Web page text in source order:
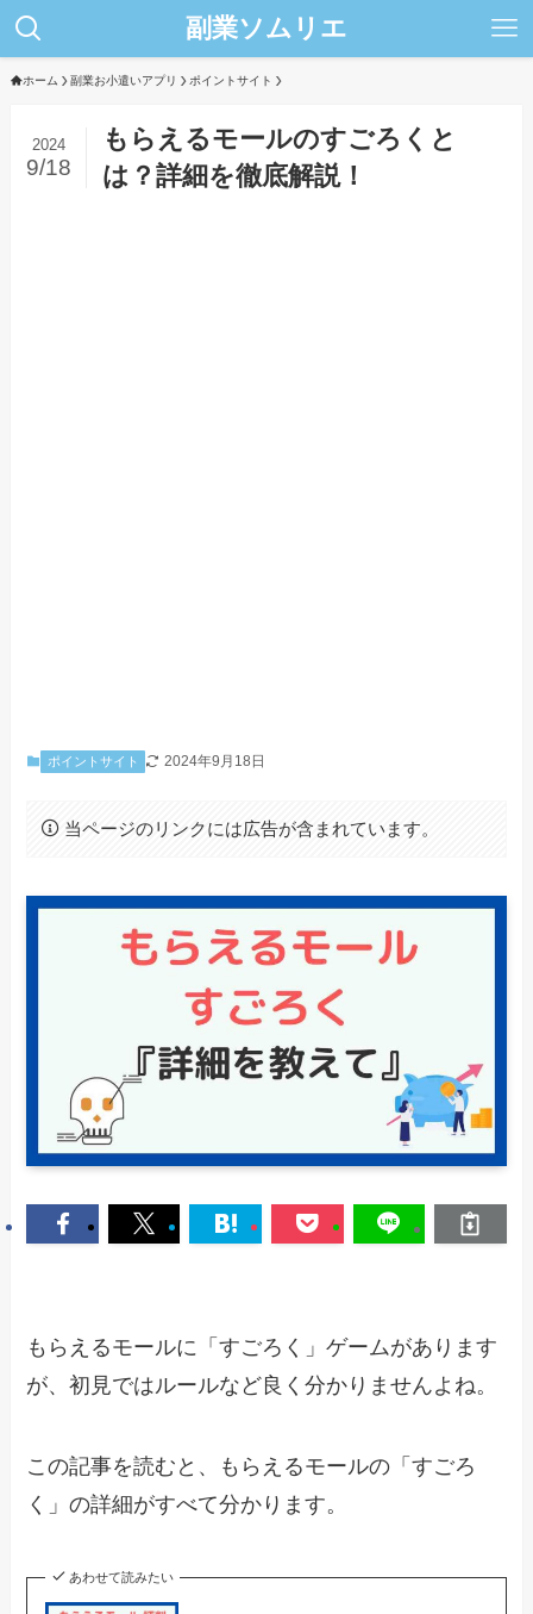
副業ソムリエ
ホーム 副業お小遣いアプリ ポイントサイト
もらえるモールのすごろくと
は？詳細を徹底解説！
2024
9/18
ポイントサイト 2024年9月18日
当ページのリンクには広告が含まれています。
もらえるモールに「すごろく」ゲームがあります
が、初見ではルールなど良く分かりませんよね。
この記事を読むと、もらえるモールの「すごろ
く」の詳細がすべて分かります。
あわせて読みたい